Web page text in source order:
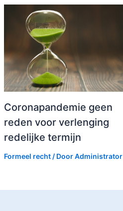
Coronapandemie geen
reden voor verlenging
redelijke termijn
Formeel recht / DoorAdministrator